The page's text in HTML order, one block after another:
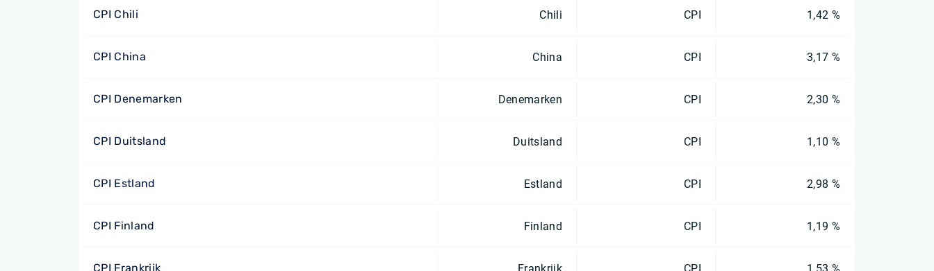
CPI Chili Chili CPI 1,42 %
CPI China China CPI 3,17 %
CPI Denemarken Denemarken CPI 2,30 %
CPI Duitsland Duitsland CPI 1,10 %
CPI Estland Estland CPI 2,98 %
CPI Finland Finland CPI 1,19 %
CPI Frankrijk Frankrijk CPI 1,53 %